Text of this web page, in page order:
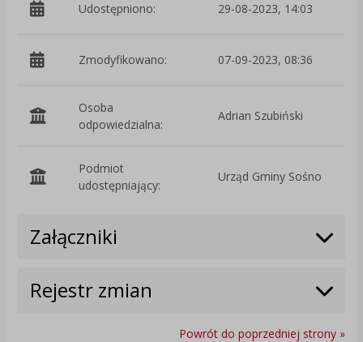
Udostępniono: 29-08-2023, 14:03
Zmodyfikowano: 07-09-2023, 08:36
Osoba
odpowiedzialna:
Adrian Szubiński
Podmiot
udostępniający:
Urząd Gminy Sośno
Załączniki
Rejestr zmian
Powrót do poprzedniej strony »